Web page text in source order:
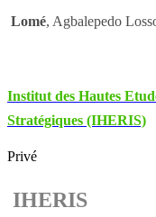
Lomé, Agbalepedo
Institut des Hautes
Stratégiques (IHERIS)
Privé
IHERIS